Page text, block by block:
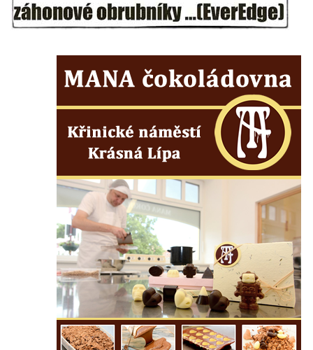
Márnice na hřbitově v Kozlech
Vesnický kostel v Reinhardtsdorfu
Protestantský (evangelicko-luterský) kostel
Crostau
Kaple Nanebevstoupení Panny Marie ve
Svitavě
Výklenková kaple Piety ve Svojkově
Kostel svatého Vavřince v Okounově
Kostel svatých Petra a Pavla v Semilech
Kostel Nanebevzetí Panny Marie (St. Mariä
Himmelfahrt) v Schirgiswalde
Kostel svaté Máří Magdaleny u hradu
Krasíkov
Kaple Olivetské hory pod věží kostela
svatého Michaela Archanděla v Bochově